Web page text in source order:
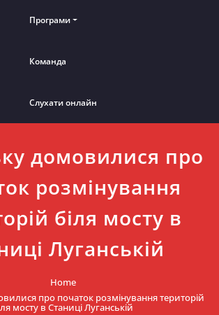
Програми
Команда
Слухати онлайн
домовилися про
розмінування
біля мосту в
Луганській
Home
про початок розмінування територій
мосту в Станиці Луганській